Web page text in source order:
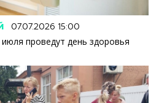
07.07.2026 15:00
проведут день здоровья